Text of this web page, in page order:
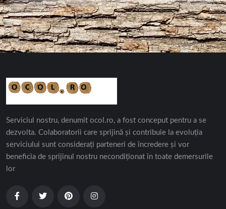
Serviciul nostru, denumit ocol.ro, a fost conceput pentru a se
dezvolta. Colaboratorii care sprijină și contribuie la evoluția
serviciului sunt considerați parteneri de încredere și vor
beneficia de sprijinul nostru necondiționat în toate demersurile
lor